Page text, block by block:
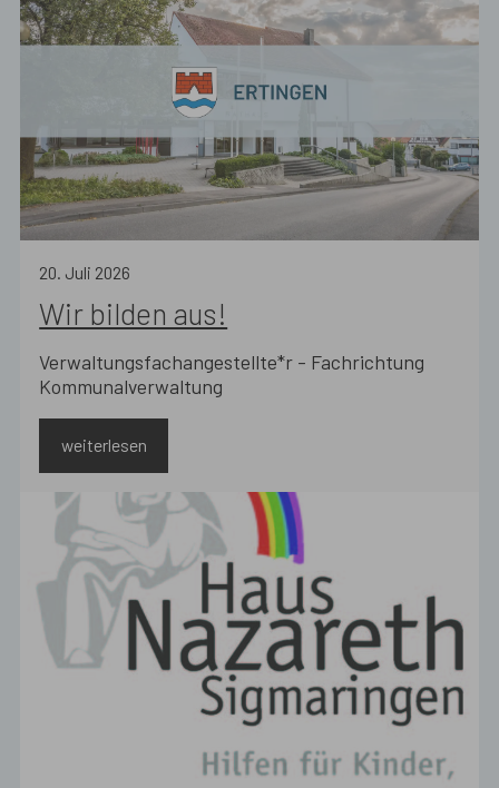
20. Juli 2026
Wir bilden aus!
Verwaltungsfachangestellte*r - Fachrichtung
Kommunalverwaltung
weiterlesen